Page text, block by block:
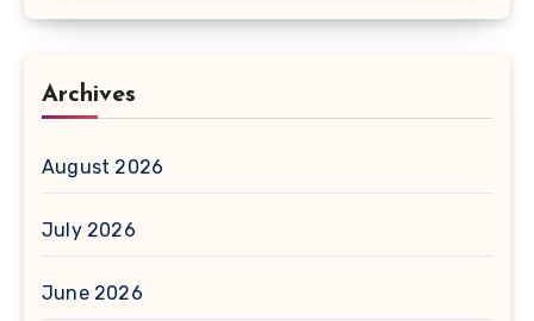
Archives
August 2026
July 2026
June 2026